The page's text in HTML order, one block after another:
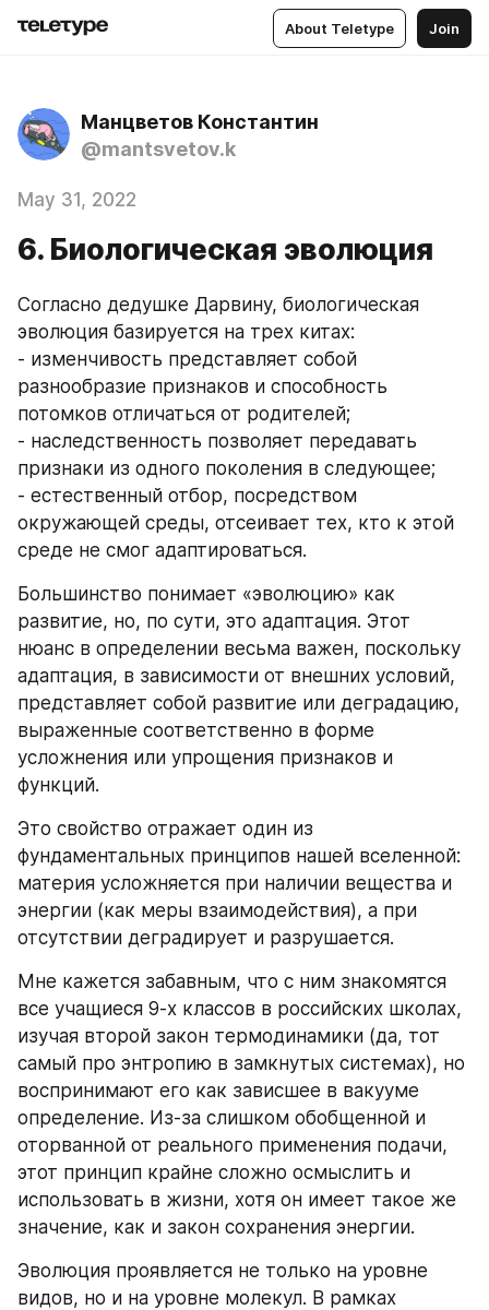
About Teletype Join
Манцветов Константин
@mantsvetov.k
May 31, 2022
6. Биологическая эволюция
Согласно дедушке Дарвину, биологическая
эволюция базируется на трех китах:
- изменчивость представляет собой
разнообразие признаков и способность
потомков отличаться от родителей;
- наследственность позволяет передавать
признаки из одного поколения в следующее;
- естественный отбор, посредством
окружающей среды, отсеивает тех, кто к этой
среде не смог адаптироваться.
Большинство понимает «эволюцию» как
развитие, но, по сути, это адаптация. Этот
нюанс в определении весьма важен, поскольку
адаптация, в зависимости от внешних условий,
представляет собой развитие или деградацию,
выраженные соответственно в форме
усложнения или упрощения признаков и
функций.
Это свойство отражает один из
фундаментальных принципов нашей вселенной:
материя усложняется при наличии вещества и
энергии (как меры взаимодействия), а при
отсутствии деградирует и разрушается.
Мне кажется забавным, что с ним знакомятся
все учащиеся 9-х классов в российских школах,
изучая второй закон термодинамики (да, тот
самый про энтропию в замкнутых системах), но
воспринимают его как зависшее в вакууме
определение. Из-за слишком обобщенной и
оторванной от реального применения подачи,
этот принцип крайне сложно осмыслить и
использовать в жизни, хотя он имеет такое же
значение, как и закон сохранения энергии.
Эволюция проявляется не только на уровне
видов, но и на уровне молекул. В рамках